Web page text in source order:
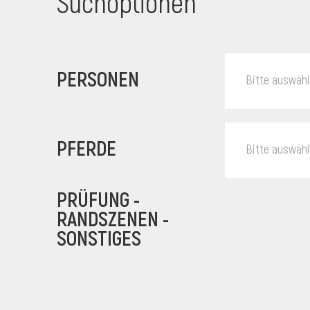
PERSONEN Bitte
PFERDE Bitte
PRÜFUNG -
RANDSZENEN -
SONSTIGES